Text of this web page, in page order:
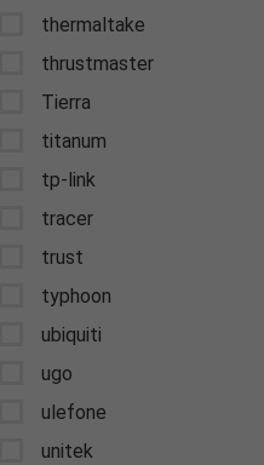
thermaltake
thrustmaster
Tierra
titanum
tp-link
tracer
trust
typhoon
ubiquiti
ugo
ulefone
unitek